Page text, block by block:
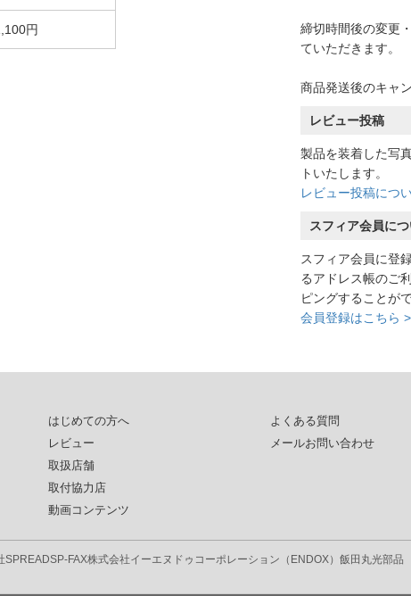
円
締切時間後の変更
ていただきます。
商品発送後のキャ
レビュー投稿
製品を装着した写
トいたします。
レビュー投稿につ
スフィア会員に
スフィア会員に登
るアドレス帳のご
ピングすることが
会員登録はこちら >
はじめての方へ
レビュー
取扱店舗
取付協力店
動画コンテンツ
よくある質問
メールお問い合わせ
SPREADSP-FAX株式会社イーエヌドゥコーポレーション（ENDOX） 飯田丸光部品